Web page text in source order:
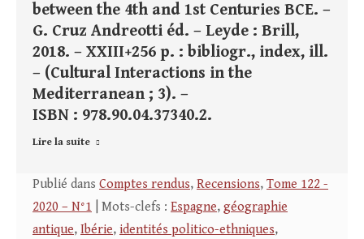
between the 4th and 1st Centuries BCE. –
G. Cruz Andreotti éd. – Leyde : Brill,
2018. – XXIII+256 p. : bibliogr., index, ill.
– (Cultural Interactions in the
Mediterranean ; 3). –
ISBN : 978.90.04.37340.2.
Lire la suite
Publié dans Comptes rendus, Recensions, Tome 122 -
2020 – N°1 | Mots-clefs : Espagne, géographie
antique, Ibérie, identités politico-ethniques,